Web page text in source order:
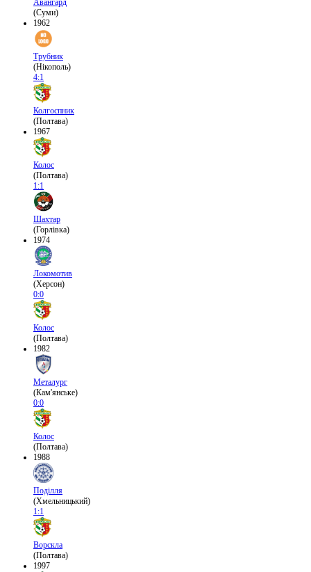
Авангард
(Суми)
1962
Трубник
(Нікополь)
4:1
Колгоспник
(Полтава)
1967
Колос
(Полтава)
1:1
Шахтар
(Горлівка)
1974
Локомотив
(Херсон)
0:0
Колос
(Полтава)
1982
Металург
(Кам'янське)
0:0
Колос
(Полтава)
1988
Поділля
(Хмельницький)
1:1
Ворскла
(Полтава)
1997